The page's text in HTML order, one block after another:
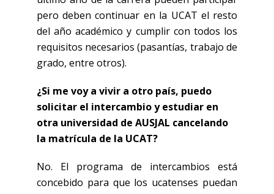
pero deben continuar en la UCAT el resto
del año académico y cumplir con todos los
requisitos necesarios (pasantías, trabajo de
grado, entre otros).
¿Si me voy a vivir a otro país, puedo
solicitar el intercambio y estudiar en
otra universidad de AUSJAL cancelando
la matrícula de la UCAT?
No. El programa de intercambios está
concebido para que los ucatenses puedan